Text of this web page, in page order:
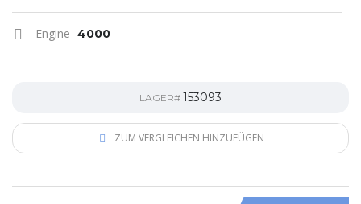
Engine 4000
LAGER# 153093
ZUM VERGLEICHEN HINZUFÜGEN